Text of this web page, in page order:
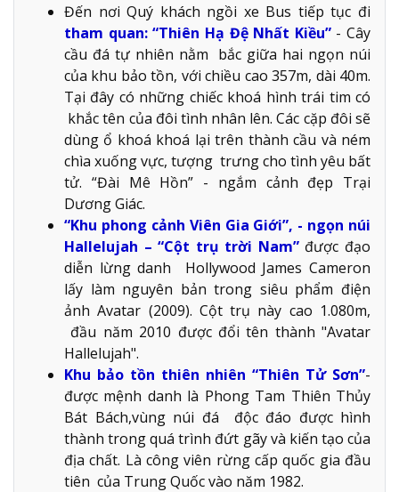
Đến nơi Quý khách ngồi xe Bus tiếp tục đi
tham quan: “Thiên Hạ Đệ Nhất Kiều”- Cây
cầu đá tự nhiên nằm bắc giữa hai ngọn núi
của khu bảo tồn, với chiều cao 357m, dài 40m.
Tại đây có những chiếc khoá hình trái tim có
khắc tên của đôi tình nhân lên. Các cặp đôi sẽ
dùng ổ khoá khoá lại trên thành cầu và ném
chìa xuống vực, tượng trưng cho tình yêu bất
tử. “Đài Mê Hồn” - ngắm cảnh đẹp Trại
Dương Giác.
“Khu phong cảnh Viên Gia Giới”, - ngọn núi
Hallelujah – “Cột trụ trời Nam” được đạo
diễn lừng danh Hollywood James Cameron
lấy làm nguyên bản trong siêu phẩm điện
ảnh Avatar (2009). Cột trụ này cao 1.080m,
đầu năm 2010 được đổi tên thành "Avatar
Hallelujah".
Khu bảo tồn thiên nhiên “Thiên Tử Sơn”-
được mệnh danh là Phong Tam Thiên Thủy
Bát Bách,vùng núi đá độc đáo được hình
thành trong quá trình đứt gãy và kiến tạo của
địa chất. Là công viên rừng cấp quốc gia đầu
tiên của Trung Quốc vào năm 1982.